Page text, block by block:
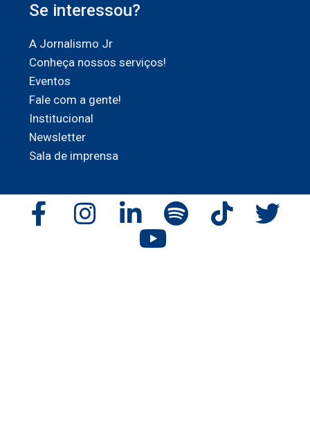
Se interessou?
A Jornalismo Jr
Conheça nossos serviços!
Eventos
Fale com a gente!
Institucional
Newsletter
Sala de imprensa